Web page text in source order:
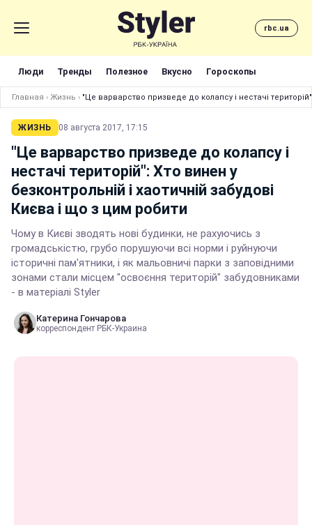
rbc.ua
Люди Тренды Полезное Вкусно Гороскопы
Главная › Жизнь › "Це варварство призведе до колапсу і нестачі
ЖИЗНЬ 08 августа 2017, 17:15
"Це варварство призведе до колапсу і
нестачі територій": Хто винен у
безконтрольній і хаотичній забудові
Києва і що з цим робити
Чому в Києві зводять нові будинки, не рахуючись з
громадськістю, грубо порушуючи всі норми і руйнуючи
історичні пам'ятники, і як мальовничі парки з заповідними
зонами стали місцем "освоєння територій" забудовниками
- в матеріалі Styler
Катерина Гончарова
корреспондент РБК-Украина